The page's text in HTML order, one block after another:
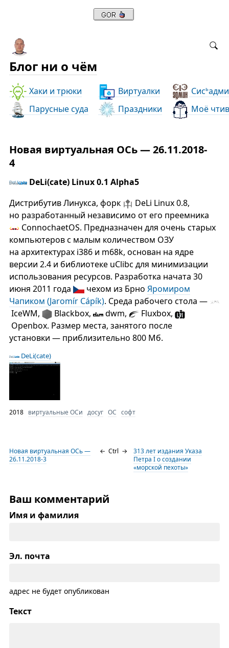
Блог ни о чём
Хаки и трюки Виртуалки Сись
Парусные суда
Праздники Моё
Новая виртуальная ОСь — 26.11.2018-
4
DeLi(cate) Linux 0.1 Alpha5
Дистрибутив Линукса, форк
DeLi Linux 0.8,
но разработанный независимо от его преемника
ConnochaetOS. Предназначен для очень старых
компьютеров с малым количеством ОЗУ
на архитектурах i386 и m68k, основан на ядре
версии 2.4 и библиотеке uClibc для минимизации
использования ресурсов. Разработка начата 30
июня 2011 года
чехом из Брно Яромиром
Чапиком (Jaromír Cápík). Среда рабочего стола —
IceWM,
Blackbox, dwm,
Fluxbox,
Openbox. Размер места, занятого после
установки — приблизительно 800 Мб.
DeLi(cate)
2018 виртуальные ОСи досуг ОС софт
Новая виртуальная ОСь —
26.11.2018-3
← Ctrl →
313 лет издания Указа
Петра I о создании
«морской пехоты»
Ваш комментарий
Имя и фамилия
Эл. почта
адрес не будет опубликован
Текст